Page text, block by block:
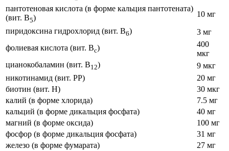
пантотеновая кислота (в форме кальция пантотената)
(вит. В5)
10 мг
пиридоксина гидрохлорид (вит. B6)
3 мг
фолиевая кислота (вит. Bc)
400
мкг
цианокобаламин (вит. B12)
9 мкг
никотинамид (вит. PP)
20 мг
биотин (вит. Н)
30 мкг
калий (в форме хлорида)
7.5 мг
кальций (в форме дикальция фосфата)
40 мг
магний (в форме оксида)
100 мг
фосфор (в форме дикальция фосфата)
31 мг
железо (в форме фумарата)
27 мг